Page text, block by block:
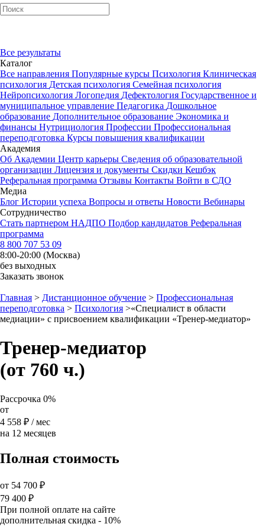
Все результаты
Каталог
Все направления Популярные курсы Психология Клиническая
психология Детская психология Семейная психология
Нейропсихология Логопедия Дефектология Государственное и
муниципальное управление Педагогика Дошкольное
образование Дополнительное образование Экономика и
финансы Нутрициология Профессии Профессиональная
переподготовка Курсы повышения квалификации
Академия
Об Академии Центр карьеры Сведения об образовательной
организации Лицензия и документы Скидки Кешбэк
Реферальная программа Отзывы Контакты Войти в СДО
Медиа
Блог Истории успеха Вопросы и ответы Новости Вебинары
Сотрудничество
Стать партнером НАДПО Подбор кандидатов Реферальная
программа
8 800 707 53 09
8:00-20:00 (Москва)
без выходных
Заказать звонок
Главная > Дистанционное обучение > Профессиональная
переподготовка > Психология >«Специалист в области
медиации» с присвоением квалификации «Тренер-медиатор»
Тренер-медиатор
(от 760 ч.)
Рассрочка 0%
от
4 558 ₽ / мес
на 12 месяцев
Полная стоимость
от 54 700 ₽
79 400 ₽
При полной оплате на сайте
дополнительная скидка - 10%